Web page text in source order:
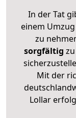
In der Tat
einem
zu
sorgfältig zu
Mit der
Lollar